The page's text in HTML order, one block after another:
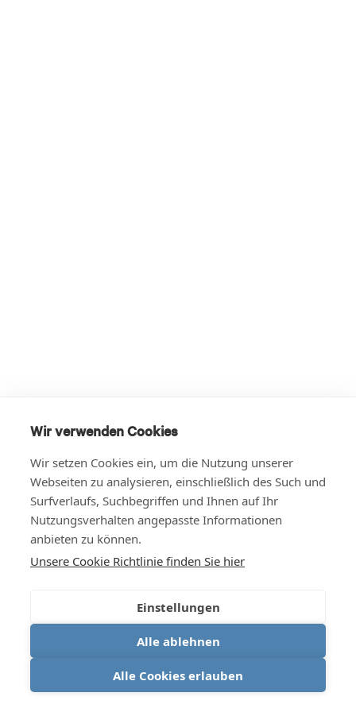
Wir verwenden Cookies
Wir setzen Cookies ein, um die Nutzung unserer
Webseiten zu analysieren, einschließlich des Such und
Surfverlaufs, Suchbegriffen und Ihnen auf Ihr
Nutzungsverhalten angepasste Informationen
anbieten zu können.
Unsere Cookie Richtlinie finden Sie hier
Einstellungen
Alle ablehnen
Alle Cookies erlauben